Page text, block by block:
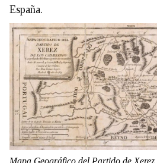
España.
Mapa Geográfico del Partido de